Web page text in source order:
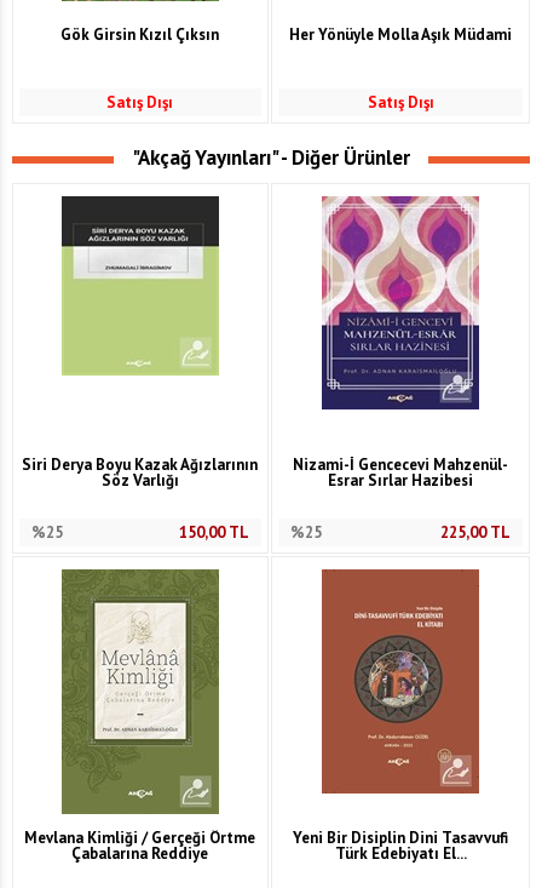
Gök Girsin Kızıl Çıksın
Satış Dışı
Her Yönüyle Molla Aşık Müdami
Satış Dışı
"Akçağ Yayınları" - Diğer Ürünler
Siri Derya Boyu Kazak Ağızlarının
Söz Varlığı
%25 150,00TL
Nizami-İ Gencecevi Mahzenül-
Esrar Sırlar Hazibesi
%25 225,00TL
Mevlana Kimliği / Gerçeği Örtme
Çabalarına Reddiye
Yeni Bir Disiplin Dini Tasavvufi
Türk Edebiyatı El...